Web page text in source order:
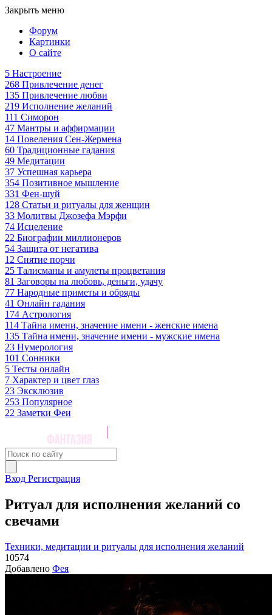
Закрыть меню
Форум
Картинки
О сайте
5 Настроение
268 Привлечение денег
135 Привлечение любви
219 Исполнение желаний
111 Симорон
47 Мантры и аффирмации
14 Повеления Сен-Жермена
60 Традиционные гадания
49 Медитации
37 Успешная карьера
354 Позитивное мышление
331 Фен-шуй
128 Статьи и ритуалы для женщин
33 Молитвы Джозефа Мэрфи
74 Исцеление
22 Биографии миллионеров
54 Защита от негатива
12 Снятие порчи
25 Талисманы и амулеты процветания
81 Заговоры на любовь, деньги, удачу
77 Народные приметы и обряды
41 Онлайн гадания
174 Астрология
114 Тайна имени, значение имени - женские имена
135 Тайна имени, значение имени - мужские имена
23 Нумерология
101 Сонники
5 Тесты онлайн
7 Характер и цвет глаз
23 Эксклюзив
253 Популярное
22 Заметки Феи
Вход Регистрация
Ритуал для исполнения желаний со
свечами
Техники, медитации и ритуалы для исполнения желаний
10574
Добавлено Фея